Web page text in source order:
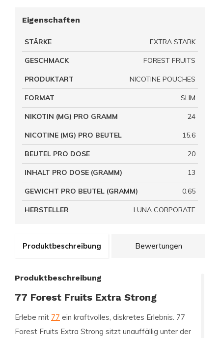
Produktbeschreibung Bewertungen
Produktbeschreibung
77 Forest Fruits Extra Strong
Erlebe mit 77 ein kraftvolles, diskretes Erlebnis. 77
Forest Fruits Extra Strong sitzt unauffällig unter der
Eigenschaften
STÄRKE EXTRA STARK
GESCHMACK FOREST FRUITS
PRODUKTART NICOTINE POUCHES
FORMAT SLIM
NIKOTIN (MG) PRO GRAMM 24
NICOTINE (MG) PRO BEUTEL 15.6
BEUTEL PRO DOSE 20
INHALT PRO DOSE (GRAMM) 13
GEWICHT PRO BEUTEL (GRAMM) 0.65
HERSTELLER LUNA CORPORATE